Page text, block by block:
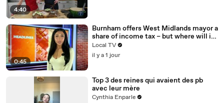
4:40
0:45
Burnham offers West Midlands mayor a
share of income tax – but where will it
be spent?
Local TV
il y a 1 jour
Top 3 des reines qui avaient des pb
avec leur mère
Cynthia Enparle